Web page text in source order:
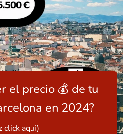
el precio 💰 de tu
en 2024?
click aquí)